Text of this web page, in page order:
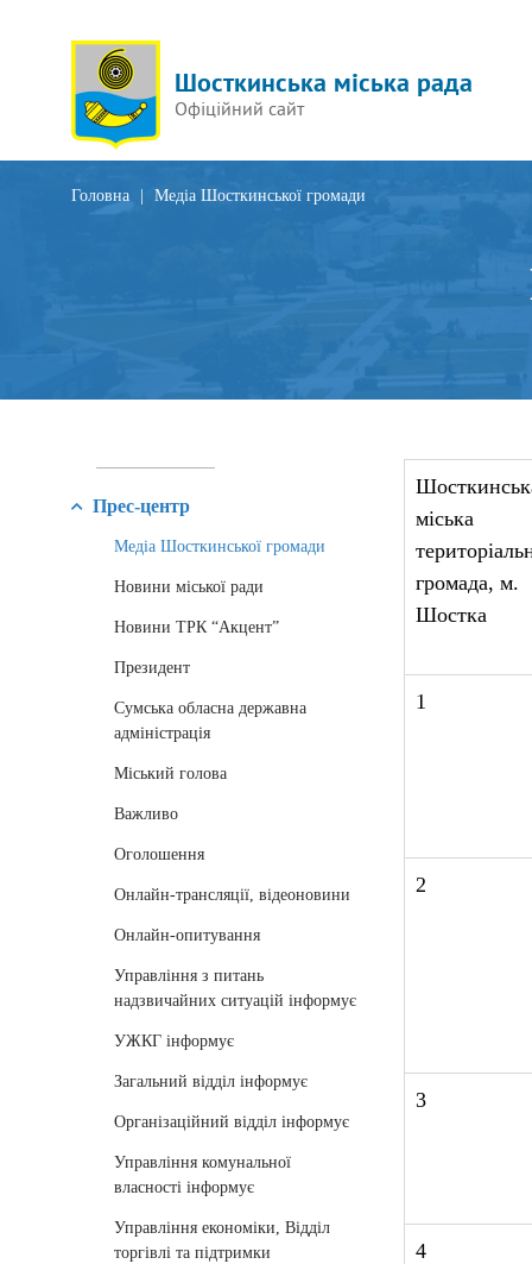
Шосткинська міська рада
Офіційний сайт
Головна Медіа Шосткинської громади
Прес-центр
Медіа Шосткинської громади
Новини міської ради
Новини ТРК “Акцент”
Президент
Сумська обласна державна
адміністрація
Міський голова
Важливо
Оголошення
Онлайн-трансляції, відеоновини
Онлайн-опитування
Управління з питань
надзвичайних ситуацій інформує
УЖКГ інформує
Загальний відділ інформує
Організаційний відділ інформує
Управління комунальної
власності інформує
Управління економіки, Відділ
торгівлі та підтримки
Ш
міська
громада, м.
Шостка
1
2
3
4